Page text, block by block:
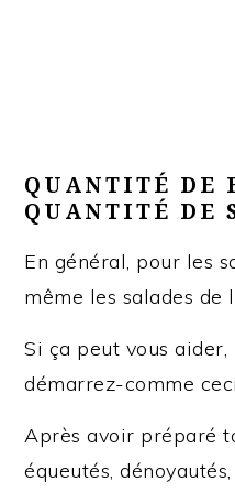
QUANTITÉ DE
QUANTITÉ DE
En général, pour les
même les salades de
Si ça peut vous
démarrez-comme
Après avoir préparé
équeutés,